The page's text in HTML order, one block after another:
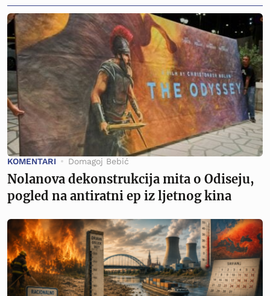
KOMENTARI Domagoj Bebić
Nolanova dekonstrukcija mita o Odiseju,
pogled na antiratni ep iz ljetnog kina